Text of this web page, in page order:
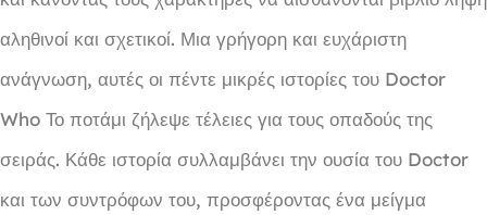
αληθινοί και σχετικοί. Μια γρήγορη και ευχάριστη
ανάγνωση, αυτές οι πέντε μικρές ιστορίες του Doctor
Who Το ποτάμι ζήλεψε τέλειες για τους οπαδούς της
σειράς. Κάθε ιστορία συλλαμβάνει την ουσία του Doctor
και των συντρόφων του, προσφέροντας ένα μείγμα